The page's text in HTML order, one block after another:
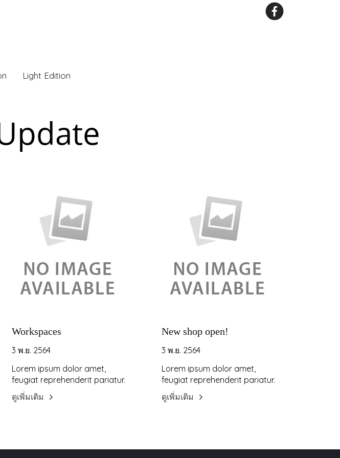
Light Edition
Workspaces
3 พ.ย. 2564
Lorem ipsum dolor amet,
feugiat reprehenderit pariatur.
ดูเพิ่มเติม
New shop open!
3 พ.ย. 2564
Lorem ipsum dolor amet,
feugiat reprehenderit pariatur.
ดูเพิ่มเติม